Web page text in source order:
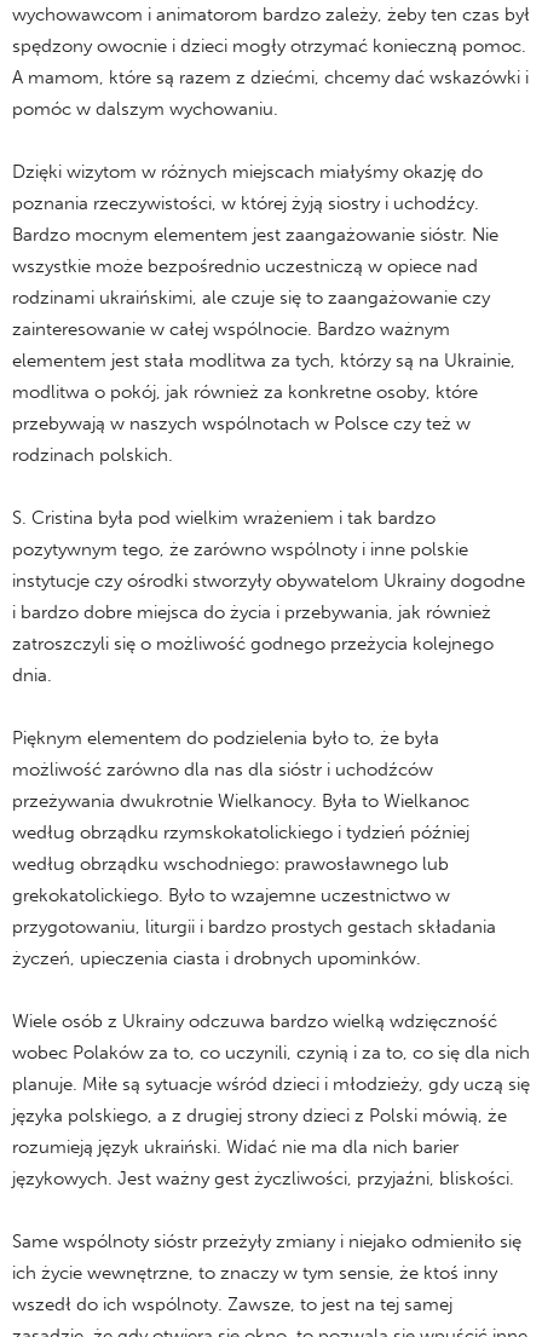
wychowawcom i animatorom bardzo zależy, żeby ten czas był
spędzony owocnie i dzieci mogły otrzymać konieczną pomoc.
A mamom, które są razem z dziećmi, chcemy dać wskazówki i
pomóc w dalszym wychowaniu.
Dzięki wizytom w różnych miejscach miałyśmy okazję do
poznania rzeczywistości, w której żyją siostry i uchodźcy.
Bardzo mocnym elementem jest zaangażowanie sióstr. Nie
wszystkie może bezpośrednio uczestniczą w opiece nad
rodzinami ukraińskimi, ale czuje się to zaangażowanie czy
zainteresowanie w całej wspólnocie. Bardzo ważnym
elementem jest stała modlitwa za tych, którzy są na Ukrainie,
modlitwa o pokój, jak również za konkretne osoby, które
przebywają w naszych wspólnotach w Polsce czy też w
rodzinach polskich.
S. Cristina była pod wielkim wrażeniem i tak bardzo
pozytywnym tego, że zarówno wspólnoty i inne polskie
instytucje czy ośrodki stworzyły obywatelom Ukrainy dogodne
i bardzo dobre miejsca do życia i przebywania, jak również
zatroszczyli się o możliwość godnego przeżycia kolejnego
dnia.
Pięknym elementem do podzielenia było to, że była
możliwość zarówno dla nas dla sióstr i uchodźców
przeżywania dwukrotnie Wielkanocy. Była to Wielkanoc
według obrządku rzymskokatolickiego i tydzień później
według obrządku wschodniego: prawosławnego lub
grekokatolickiego. Było to wzajemne uczestnictwo w
przygotowaniu, liturgii i bardzo prostych gestach składania
życzeń, upieczenia ciasta i drobnych upominków.
Wiele osób z Ukrainy odczuwa bardzo wielką wdzięczność
wobec Polaków za to, co uczynili, czynią i za to, co się dla nich
planuje. Miłe są sytuacje wśród dzieci i młodzieży, gdy uczą się
języka polskiego, a z drugiej strony dzieci z Polski mówią, że
rozumieją język ukraiński. Widać nie ma dla nich barier
językowych. Jest ważny gest życzliwości, przyjaźni, bliskości.
Same wspólnoty sióstr przeżyły zmiany i niejako odmieniło się
ich życie wewnętrzne, to znaczy w tym sensie, że ktoś inny
wszedł do ich wspólnoty. Zawsze, to jest na tej samej